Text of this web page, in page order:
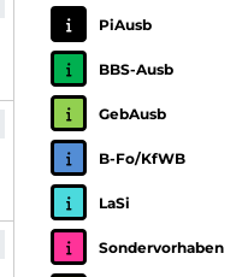
PiAusb
BBS-Ausb
GebAusb
B-Fo/KfWB
LaSi
Sondervorhaben